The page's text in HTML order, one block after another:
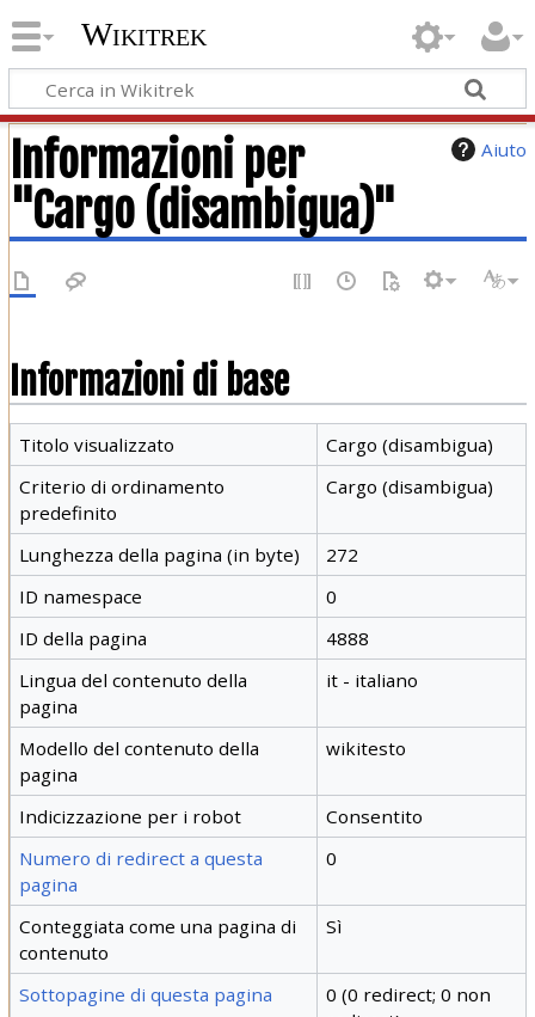
Wikitrek
Aiuto
Informazioni per
"Cargo (disambigua)"
Informazioni di base
Titolo visualizzato
Cargo (disambigua)
Criterio di ordinamento
predefinito
Cargo (disambigua)
Lunghezza della pagina (in byte)
272
ID namespace
0
ID della pagina
4888
Lingua del contenuto della
pagina
it - italiano
Modello del contenuto della
pagina
wikitesto
Indicizzazione per i robot
Consentito
Numero di redirect a questa
pagina
0
Conteggiata come una pagina di
contenuto
Sì
Sottopagine di questa pagina
0 (0 redirect; 0 non